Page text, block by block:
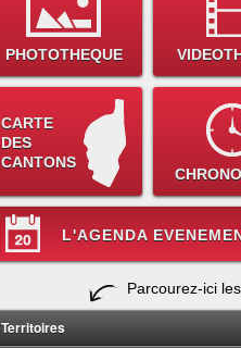
PHOTOTHEQUE
CARTE
DES
CANTONS
L'AGENDA
Parcourez-ici
Territoires